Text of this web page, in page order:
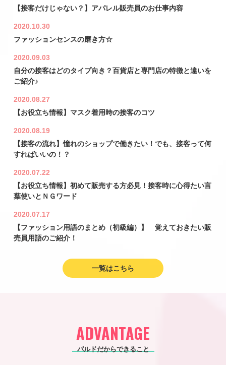
【接客だけじゃない？】アパレル販売員のお仕事内容
2020.10.30
ファッションセンスの磨き方☆
2020.09.03
自分の接客はどのタイプ向き？百貨店と専門店の特徴と違いを
ご紹介♪
2020.08.27
【お役立ち情報】マスク着用時の接客のコツ
2020.08.19
【接客の流れ】憧れのショップで働きたい！でも、接客って何
すればいいの！？
2020.07.22
【お役立ち情報】初めて販売する方必見！接客時に心得たい言
葉使いとＮＧワード
2020.07.17
【ファッション用語のまとめ（初級編）】 覚えておきたい販
売員用語のご紹介！
一覧はこちら
ADVANTAGE
パルドだからできること